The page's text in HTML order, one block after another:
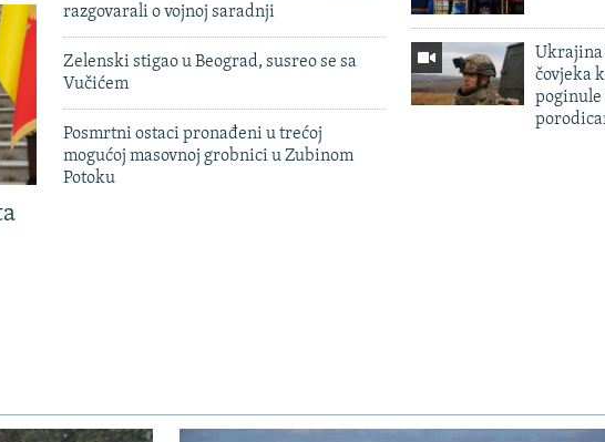
razgovarali o vojnoj saradnji
Zelenski stigao u Beograd, susreo se sa
Vučićem
Posmrtni ostaci pronađeni u trećoj
mogućoj masovnoj grobnici u Zubinom
Potoku
Ukrajina
čovjeka